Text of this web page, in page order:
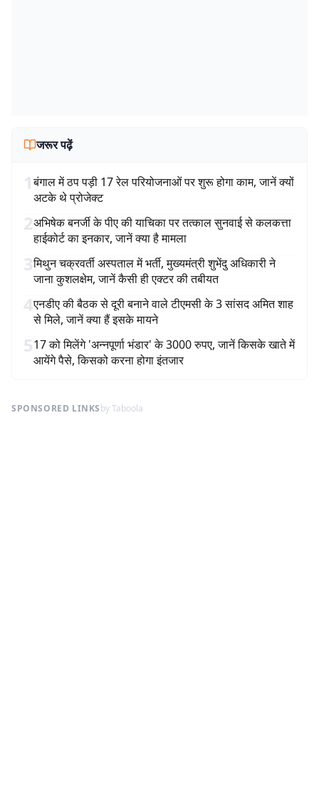
जरूर पढ़ें
1बंगाल में ठप पड़ी 17 रेल परियोजनाओं पर शुरू होगा काम, जानें क्यों
अटके थे प्रोजेक्ट
2अभिषेक बनर्जी के पीए की याचिका पर तत्काल सुनवाई से कलकत्ता
हाईकोर्ट का इनकार, जानें क्या है मामला
3मिथुन चक्रवर्ती अस्पताल में भर्ती, मुख्यमंत्री शुभेंदु अधिकारी ने
जाना कुशलक्षेम, जानें कैसी ही एक्टर की तबीयत
4एनडीए की बैठक से दूरी बनाने वाले टीएमसी के 3 सांसद अमित शाह
से मिले, जानें क्या हैं इसके मायने
517 को मिलेंगे 'अन्नपूर्णा भंडार' के 3000 रुपए, जानें किसके खाते में
आयेंगे पैसे, किसको करना होगा इंतजार
SPONSORED LINKSby Taboola